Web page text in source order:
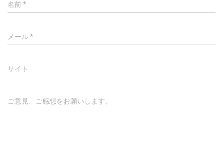
名前*
メール*
サイト
ご意見、ご感想をお願いします。